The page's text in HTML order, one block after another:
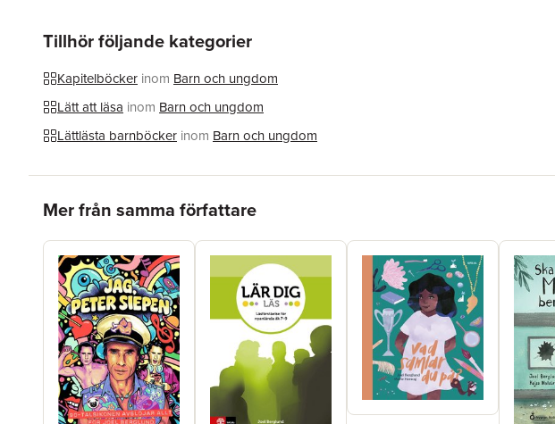
Tillhör följande kategorier
Kapitelböcker inom Barn och ungdom
Lätt att läsa inom Barn och ungdom
Lättlästa barnböcker inom Barn och ungdom
Mer från samma författare